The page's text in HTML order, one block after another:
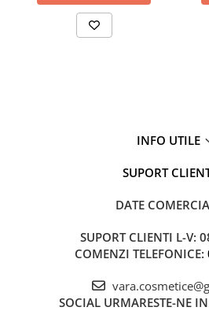
INFO UTILE
SUPORT
DATE
SUPORT CLIENTI L-V:
COMENZI TELEFONICE:
SOCIAL URMARESTE-NE